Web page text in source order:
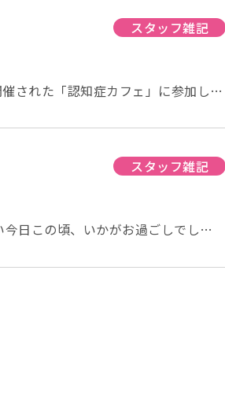
スタッフ雑記
された「認知症カフェ」に参加して
季節の歌が多く、参加されたご利
の後、散歩してから香寿庵へと戻
ループホーム香寿庵 前田
スタッフ雑記
日この頃、いかがお過ごしでしょ
お米とぎはお手のものですね。
取る、洗濯物のタオルを畳むなど、
、いつもありがとうございま
グループホーム香寿庵 前田